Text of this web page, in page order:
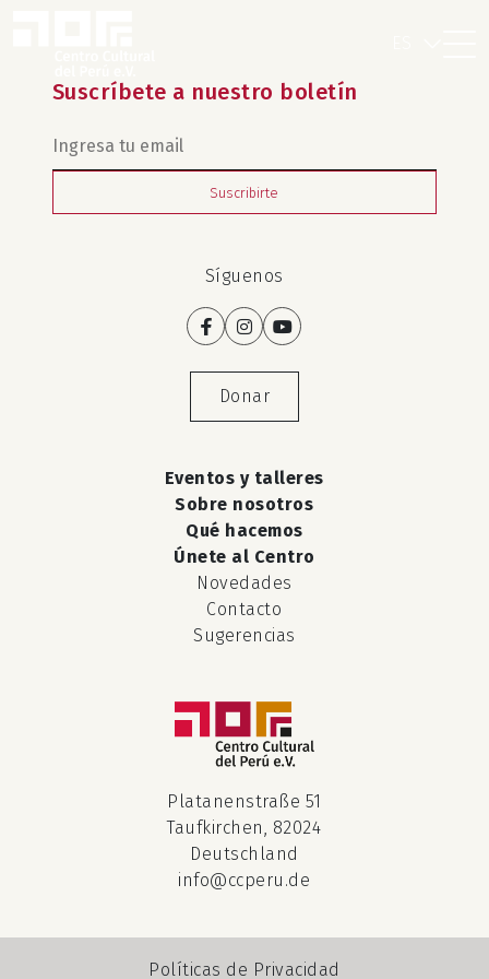
Platanenstraße 51
Taufkirchen, 82024
Deutschland
info@ccperu.de
Eventos y talleres
Sobre nosotros
Qué hacemos
Únete al Centro
Novedades
Contacto
Sugerencias
Suscríbete a nuestro boletín
Suscribirte
Síguenos
Donar
Políticas de Privacidad